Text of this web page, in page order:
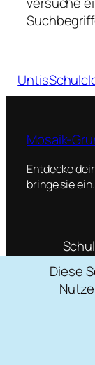
Untis
Mosaik-
Entdecke
bringe sie ein.
Diese